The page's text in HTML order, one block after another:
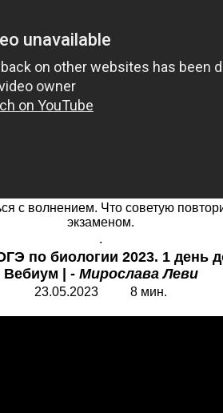
с волнением. Что советую
экзаменом.
.
по биологии 2023. 1 день
Вебиум | - Мирослава Леви
23.05.2023 8 мин.